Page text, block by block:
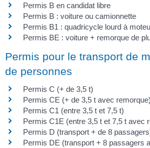
Permis B en candidat libre
Permis B : voiture ou camionnette
Permis B1 : quadricycle lourd à
Permis BE : voiture + remorque de
Permis pour le transport de
de personnes
Permis C (+ de 3,5 t)
Permis CE (+ de 3,5 t avec remorque)
Permis C1 (entre 3,5 t et 7,5 t)
Permis C1E (entre 3,5 t et 7,5 t avec
Permis D (transport + de 8
Permis DE (transport + 8 passagers